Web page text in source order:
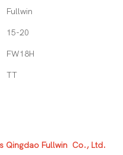
Fullwin
15-20
FW18H
TT
Qingdao Fullwin Co., Ltd.